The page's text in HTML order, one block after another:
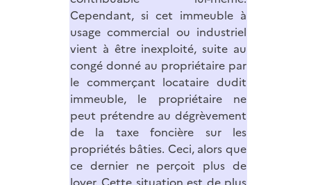
Cependant, si cet immeuble à
usage commercial ou industriel
vient à être inexploité, suite au
congé donné au propriétaire par
le commerçant locataire dudit
immeuble, le propriétaire ne
peut prétendre au dégrèvement
de la taxe foncière sur les
propriétés bâties. Ceci, alors que
ce dernier ne perçoit plus de